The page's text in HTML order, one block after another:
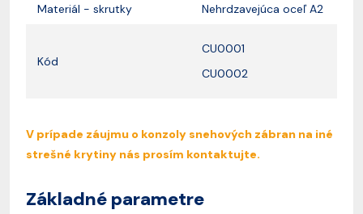
Materiál - skrutky Nehrdzavejúca oceľ A2
Kód
CU0001
CU0002
V prípade záujmu o konzoly snehových zábran na iné
strešné krytiny nás prosím kontaktujte.
Základné parametre